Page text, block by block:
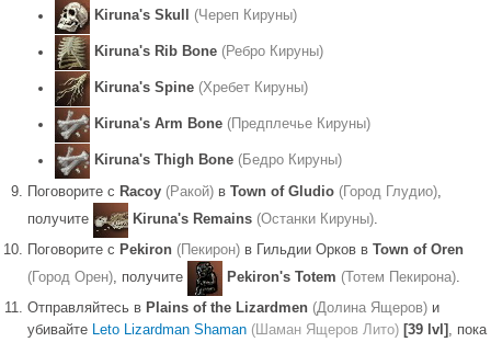
Kiruna's Skull
(Череп Кируны)
Kiruna's Rib Bone (Ребро Кируны)
Kiruna's Spine (Хребет Кируны)
Kiruna's Arm Bone (Предплечье Кируны)
Kiruna's Thigh Bone (Бедро Кируны)
Поговорите с Racoy (Ракой) в Town of Gludio (Город Глудио),
получите
Kiruna's Remains (Останки Кируны).
Поговорите с Pekiron (Пекирон) в Гильдии Орков в Town of Oren
(Город Орен), получите Pekiron's Totem (Тотем Пекирона).
Отправляйтесь в Plains of the Lizardmen (Долина Ящеров) и
убивайте Leto Lizardman Shaman (Шаман Ящеров Лито) [39 lvl] , пока